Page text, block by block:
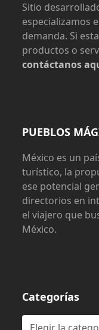
Sitio
especializamos
demanda. Si
productos o
contáctanos
PUEBLOS
México es un
turístico, la
ese potencial
directorios en
el viajero que
México.
Categorías
Categorías